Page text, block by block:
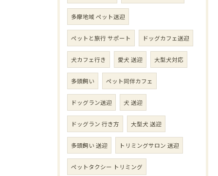
多摩地域 ペット送迎
ペットと旅行 サポート ドッグカフェ送迎
犬カフェ行き 愛犬 送迎 大型犬対応
多頭飼い ペット同伴カフェ
ドッグラン送迎 犬 送迎
ドッグラン 行き方 大型犬 送迎
多頭飼い 送迎 トリミングサロン 送迎
ペットタクシー トリミング